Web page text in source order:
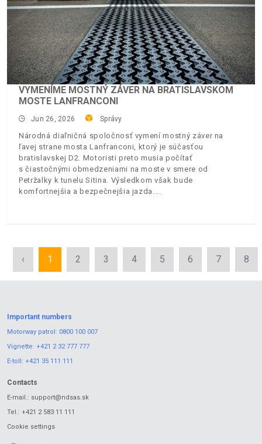
VYMENÍME MOSTNÝ ZÁVER NA BRATISLAVSKOM
MOSTE LANFRANCONI
Jun 26, 2026 Správy
Národná diaľničná spoločnosť vymení mostný záver na
ľavej strane mosta Lanfranconi, ktorý je súčasťou
bratislavskej D2. Motoristi preto musia počítať
s čiastočnými obmedzeniami na moste v smere od
Petržalky k tunelu Sitina. Výsledkom však bude
komfortnejšia a bezpečnejšia jazda.
‹ 1 2 3 4 5 6 7 8
Important numbers
Motorway patrol: 0800 100 007
Vignette: +421 2 32 777 777
E-toll: +421 35 111 111
Contacts
E-mail.: support@ndsas.sk
Tel.: +421 2 583 11 111
Cookie settings